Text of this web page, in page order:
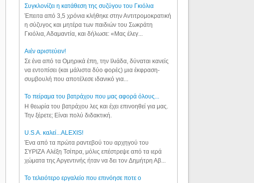
Συγκλονίζει η κατάθεση της συζύγου του Γκιόλια
Έπειτα από 3,5 χρόνια κλήθηκε στην Αντιτρομοκρατική
η σύζυγος και μητέρα των παιδιών του Σωκράτη
Γκιόλια, Αδαμαντία, και δήλωσε: «Μας έλεγ...
Aιέν αριστεύειν!
Σε ένα από τα Ομηρικά έπη, την Ιλιάδα, δύναται κανείς
να εντοπίσει (και μάλιστα δύο φορές) μια έκφραση-
συμβουλή που αποτέλεσε ιδανικό για...
Το πείραμα του βατράχου που μας αφορά όλους...
Η θεωρία του βατράχου λες και έχει επινοηθεί για μας.
Την ξέρετε; Είναι πολύ διδακτική.
U.S.A. καλεί...ALEXIS!
Ένα από τα πρώτα ραντεβού του αρχηγού του
ΣΥΡΙΖΑ Αλέξη Τσίπρα, μόλις επέστρεψε από τα ιερά
χώματα της Αργεντινής ήταν να δει τον Δημήτρη Αβ...
Το τελειότερο εργαλείο που επινόησε ποτε ο